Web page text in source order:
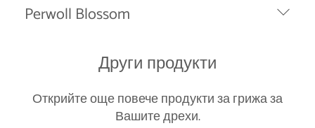
Perwoll Blossom
Други продукти
Открийте още повече продукти за грижа за
Вашите дрехи.